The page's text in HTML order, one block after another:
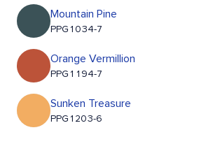
Mountain Pine
PPG1034-7
Orange Vermillion
PPG1194-7
Sunken Treasure
PPG1203-6